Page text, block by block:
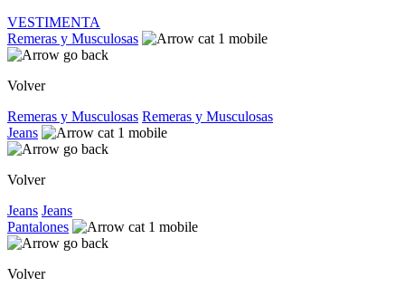
VESTIMENTA
Remeras y Musculosas
Volver
Remeras y Musculosas Remeras y Musculosas
Jeans
Volver
Jeans Jeans
Pantalones
Volver